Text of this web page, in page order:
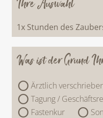
1x Stunden des
Was ist der Grund
Ärztlich
Tagung /
Fastenkur